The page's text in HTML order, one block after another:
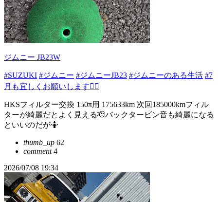
ジムニー JB23W
#SUZUKI #ジムニー #ジムニーJB23 #ジムニーのある生活 #7
月も宜しくお願いします🙇‍♂️
HKSフィルター交換 150π用 175633km 次回185000kmフィル
ターが綺麗だとよく見える🫡バックタービン音も綺麗になる
といいのだが🤷
thumb_up 62
comment4
2026/07/08 19:34